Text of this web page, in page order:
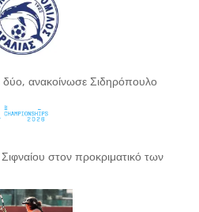
ανακοίνωσε Σιδηρόπουλο
στον προκριματικό των